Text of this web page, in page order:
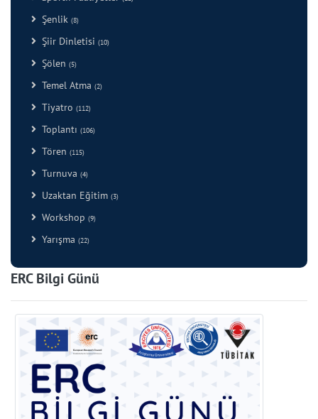
Şenlik (8)
Şiir Dinletisi (10)
Şölen (5)
Temel Atma (2)
Tiyatro (112)
Toplantı (106)
Tören (115)
Turnuva (4)
Uzaktan Eğitim (3)
Workshop (9)
Yarışma (22)
ERC Bilgi Günü